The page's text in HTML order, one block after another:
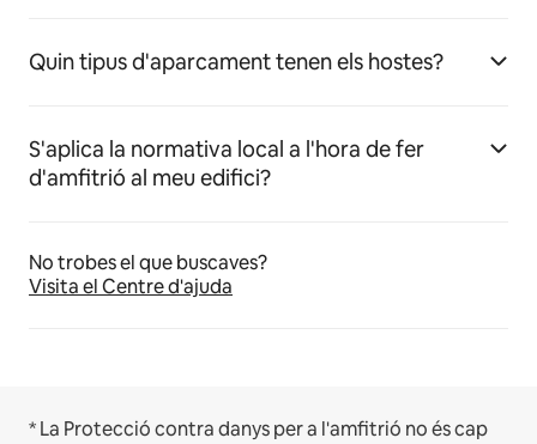
Quin tipus d'aparcament tenen els hostes?
S'aplica la normativa local a l'hora de fer
d'amfitrió al meu edifici?
No trobes el que buscaves?
Visita el Centre d'ajuda
* La Protecció contra danys per a l'amfitrió no és cap